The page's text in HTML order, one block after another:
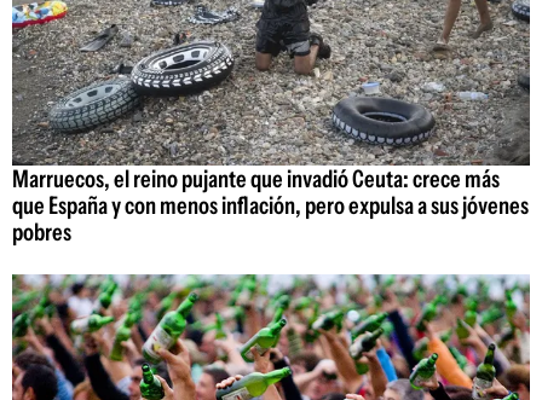
Marruecos, el reino pujante que invadió Ceuta: crece más
que España y con menos inflación, pero expulsa a sus jóvenes
pobres